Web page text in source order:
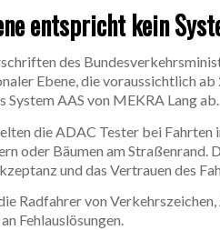
entspricht kein
des
Ebene, die voraussichtlich
AAS von MEKRA Lang ab.
die ADAC Tester bei Fahrten
oder Bäumen am Straßenrand.
und das Vertrauen des
Radfahrer von
Fehlauslösungen.